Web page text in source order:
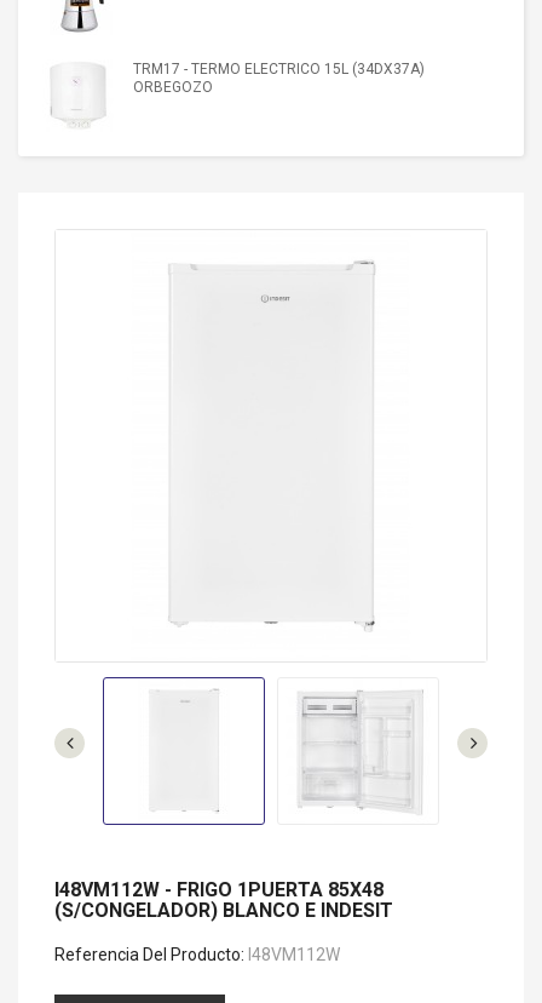
TRM17 - TERMO ELECTRICO 15L (34DX37A)
ORBEGOZO
I48VM112W - FRIGO 1PUERTA 85X48
(S/CONGELADOR) BLANCO E INDESIT
Referencia Del Producto: I48VM112W